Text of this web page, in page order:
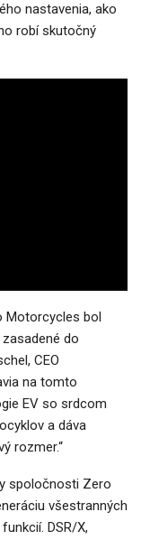
nastavenia, ako
robí skutočný
Motorcycles bol
do
CEO
na tomto
EV so srdcom
a dáva
rozmer.“
spoločnosti Zero
všestranných
DSR/X,